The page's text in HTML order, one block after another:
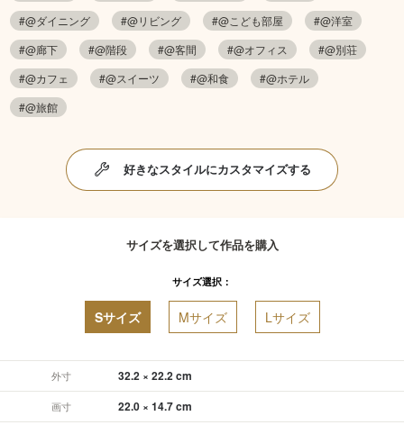
#@ダイニング
#@リビング #@こども部屋
#@洋室
#@廊下
#@階段 #@客間 #@オフィス
#@別荘
#@カフェ
#@スイーツ #@和食
#@ホテル
#@旅館
好きなスタイルにカスタマイズする
サイズを選択して作品を購入
サイズ選択：
Sサイズ Mサイズ Lサイズ
外寸 32.2 × 22.2 cm
画寸 22.0 × 14.7 cm